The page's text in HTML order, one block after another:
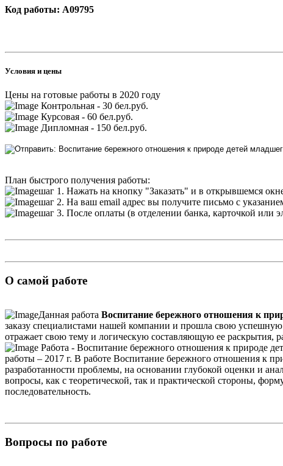
Код работы: А09795
Условия и цены
Цены на готовые работы в 2020 году
Контрольная - 30 бел.руб.
Курсовая - 60 бел.руб.
Дипломная - 150 бел.руб.
План быстрого получения работы:
шаг 1. Нажать на кнопку "Заказать" и в открывшемся
шаг 2. На ваш email адрес вы получите письмо с
шаг 3. После оплаты (в отделении банка, карточкой или
О самой работе
Данная работа Воспитание бережного отношения к
заказу специалистами нашей компании и прошла свою
отражает свою тему и логическую составляющую ее раскрытия,
Работа - Воспитание бережного отношения к природе
работы – 2017 г. В работе Воспитание бережного отношения к
разработанности проблемы, на основании глубокой оценки и
вопросы, как с теоретической, так и практической стороны,
последовательность.
Вопросы по работе